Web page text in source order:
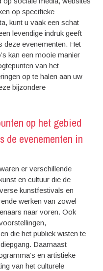
op specifieke
kunt u vaak een schat
levendige indruk geeft
deze evenementen. Het
kan een mooie manier
van het
op te halen aan uw
bijzondere
op het gebied
de evenementen in
er verschillende
en cultuur die de
kunstfestivals en
werken van zowel
naar voren. Ook
die het publiek wisten te
Daarnaast
en artistieke
van het culturele